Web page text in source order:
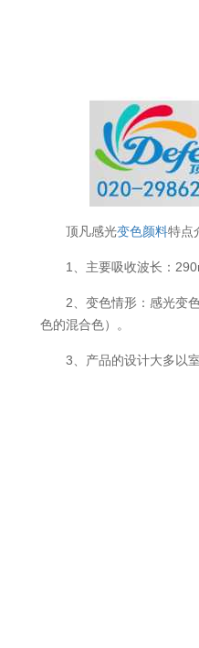
顶凡感光变色颜料特点
1、主要吸收波长：
2、变色情形：感光变
色的混合色）。
3、产品的设计大多以